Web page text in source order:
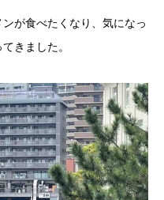
が食べたくなり、気になっ
きました。